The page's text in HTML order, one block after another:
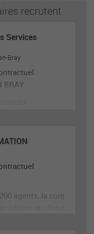
recrutent
Services
Bray
BRAY
agents, la com